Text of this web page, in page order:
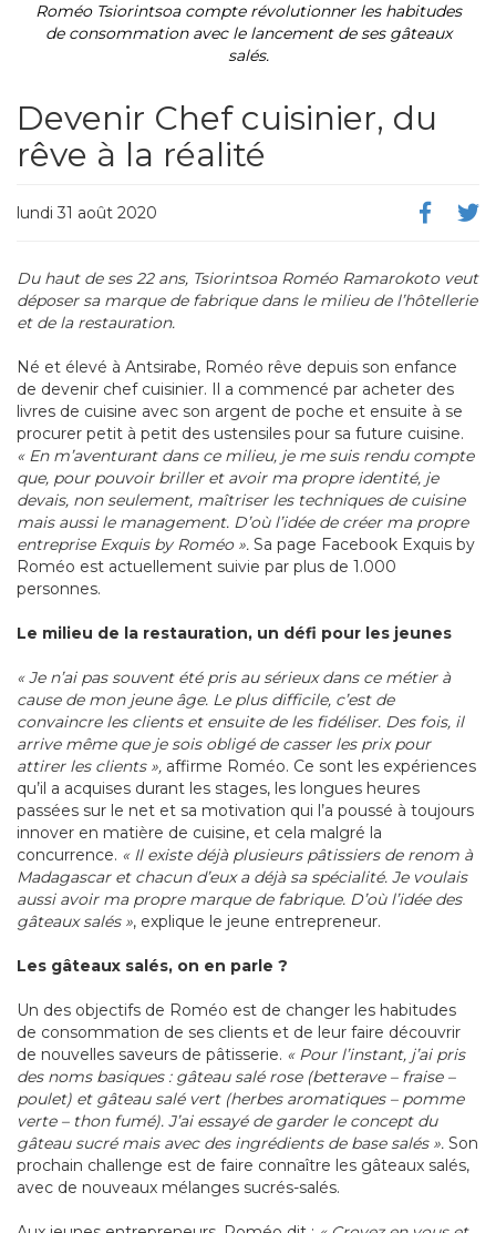
Roméo Tsiorintsoa compte révolutionner les habitudes
de consommation avec le lancement de ses gâteaux
salés.
Devenir Chef cuisinier, du
rêve à la réalité
lundi 31 août 2020
Du haut de ses 22 ans, Tsiorintsoa Roméo Ramarokoto veut
déposer sa marque de fabrique dans le milieu de l’hôtellerie
et de la restauration.
Né et élevé à Antsirabe, Roméo rêve depuis son enfance
de devenir chef cuisinier. Il a commencé par acheter des
livres de cuisine avec son argent de poche et ensuite à se
procurer petit à petit des ustensiles pour sa future cuisine.
« En m’aventurant dans ce milieu, je me suis rendu compte
que, pour pouvoir briller et avoir ma propre identité, je
devais, non seulement, maîtriser les techniques de cuisine
mais aussi le management. D’où l’idée de créer ma propre
entreprise Exquis by Roméo ». Sa page Facebook Exquis by
Roméo est actuellement suivie par plus de 1.000
personnes.
Le milieu de la restauration, un défi pour les jeunes
« Je n’ai pas souvent été pris au sérieux dans ce métier à
cause de mon jeune âge. Le plus difficile, c’est de
convaincre les clients et ensuite de les fidéliser. Des fois, il
arrive même que je sois obligé de casser les prix pour
attirer les clients », affirme Roméo. Ce sont les expériences
qu’il a acquises durant les stages, les longues heures
passées sur le net et sa motivation qui l’a poussé à toujours
innover en matière de cuisine, et cela malgré la
concurrence. « Il existe déjà plusieurs pâtissiers de renom à
Madagascar et chacun d’eux a déjà sa spécialité. Je voulais
aussi avoir ma propre marque de fabrique. D’où l’idée des
gâteaux salés », explique le jeune entrepreneur.
Les gâteaux salés, on en parle ?
Un des objectifs de Roméo est de changer les habitudes
de consommation de ses clients et de leur faire découvrir
de nouvelles saveurs de pâtisserie. « Pour l’instant, j’ai pris
des noms basiques : gâteau salé rose (betterave – fraise –
poulet) et gâteau salé vert (herbes aromatiques – pomme
verte – thon fumé). J’ai essayé de garder le concept du
gâteau sucré mais avec des ingrédients de base salés ». Son
prochain challenge est de faire connaître les gâteaux salés,
avec de nouveaux mélanges sucrés-salés.